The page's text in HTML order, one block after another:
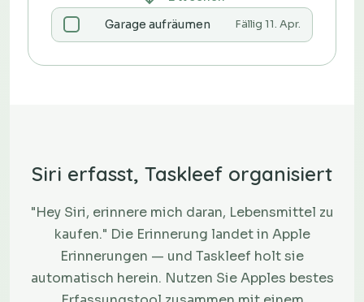
Garage aufräumen Fällig 11. Apr.
Siri erfasst, Taskleef organisiert
"Hey Siri, erinnere mich daran, Lebensmittel zu
kaufen." Die Erinnerung landet in Apple
Erinnerungen — und Taskleef holt sie
automatisch herein. Nutzen Sie Apples bestes